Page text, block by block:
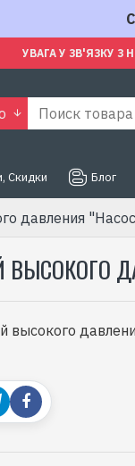
УВАГА У ЗВ'ЯЗКУ
Скидки Блог
давления